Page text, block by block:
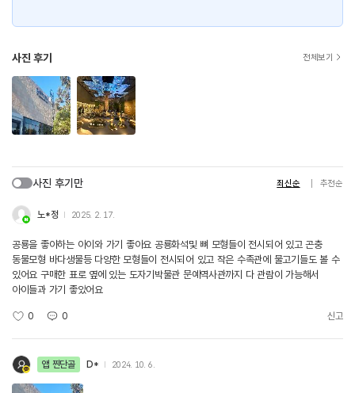
사진 후기 전체보기
사진 후기만 최신순 추천순
노*정 2025. 2. 17.
공룡을 좋아하는 아이와 가기 좋아요 공룡화석및 뼈 모형들이 전시되어 있고 곤충
동물모형 바다생물등 다양한 모형들이 전시되어 있고 작은 수족관에 물고기들도 볼 수
있어요 구매한 표로 옆에 있는 도자기박물관 문예역사관까지 다 관람이 가능해서
아이들과 가기 좋았어요
0 0 신고
앱 찐단골 D* 2024. 10. 6.